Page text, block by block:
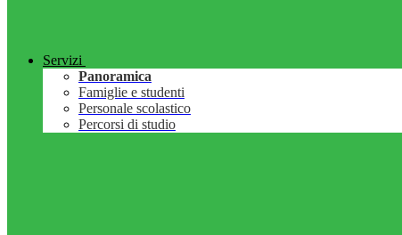
Servizi
Panoramica
Famiglie e studenti
Personale scolastico
Percorsi di studio